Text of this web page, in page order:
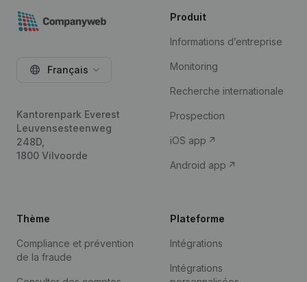
Français
Kantorenpark Everest
Leuvensesteenweg
248D,
1800 Vilvoorde
Produit
Informations d’entreprise
Monitoring
Recherche internationale
Prospection
iOS app
Android app
Thème
Compliance et prévention
de la fraude
Plateforme
Intégrations
Intégrations